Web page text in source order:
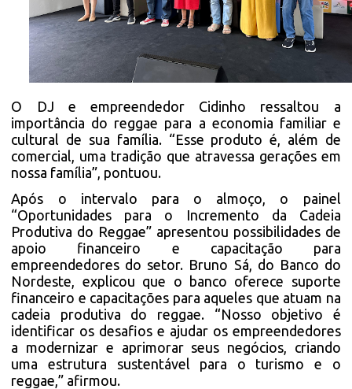
O DJ e empreendedor Cidinho ressaltou a
importância do reggae para a economia familiar e
cultural de sua família. “Esse produto é, além de
comercial, uma tradição que atravessa gerações em
nossa família”, pontuou.
Após o intervalo para o almoço, o painel
“Oportunidades para o Incremento da Cadeia
Produtiva do Reggae” apresentou possibilidades de
apoio financeiro e capacitação para
empreendedores do setor. Bruno Sá, do Banco do
Nordeste, explicou que o banco oferece suporte
financeiro e capacitações para aqueles que atuam na
cadeia produtiva do reggae. “Nosso objetivo é
identificar os desafios e ajudar os empreendedores
a modernizar e aprimorar seus negócios, criando
uma estrutura sustentável para o turismo e o
reggae,” afirmou.